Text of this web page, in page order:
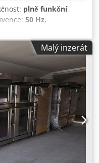
plně funkční,
50 Hz,
, číslo stroje/vozidla:
práce při vaření a
teploty Dcsdpfov H Ti
S ručním kolem pro
Stroj je pojízdný s
V3 Připojení 400V,
x 1830 mm, šxdxv
+ servis náhradních
& servis
balíček Zaškolení &
výstavu
Malý inzerát